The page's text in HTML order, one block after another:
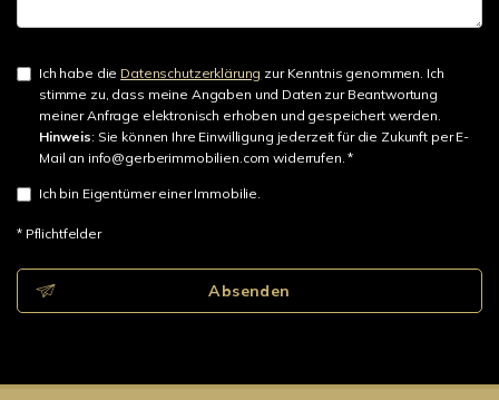
Ich habe die Datenschutzerklärung zur Kenntnis genommen. Ich
stimme zu, dass meine Angaben und Daten zur Beantwortung
meiner Anfrage elektronisch erhoben und gespeichert werden.
Hinweis: Sie können Ihre Einwilligung jederzeit für die Zukunft per E-
Mail an info@gerberimmobilien.com widerrufen. *
Ich bin Eigentümer einer Immobilie.
* Pflichtfelder
Absenden